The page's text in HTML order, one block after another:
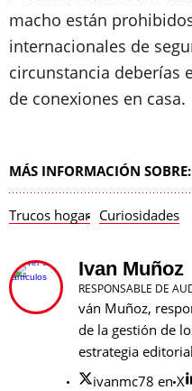
macho están
internacionales de
circunstancia deberías
de conexiones en casa.
MÁS INFORMACIÓN SOBRE:
Trucos hogar Curiosidades
Ivan Muñoz
RESPONSABLE DE
ván Muñoz,
de la gestión de
estrategia
ivanmc78 en X